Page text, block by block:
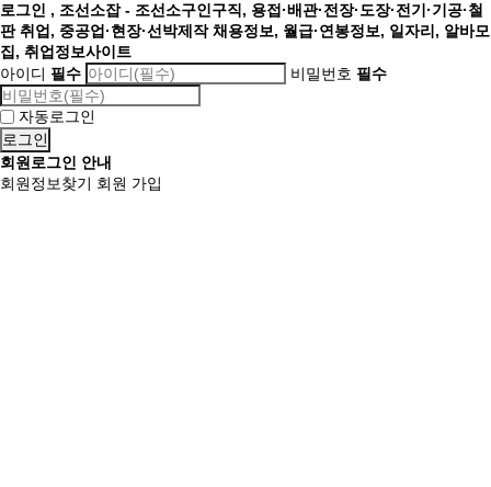
로그인 , 조선소잡 - 조선소구인구직, 용접·배관·전장·도장·전기·기공·철
판 취업, 중공업·현장·선박제작 채용정보, 월급·연봉정보, 일자리, 알바모
집, 취업정보사이트
아이디 필수 비밀번호 필수
자동로그인
회원로그인 안내
회원정보찾기 회원 가입